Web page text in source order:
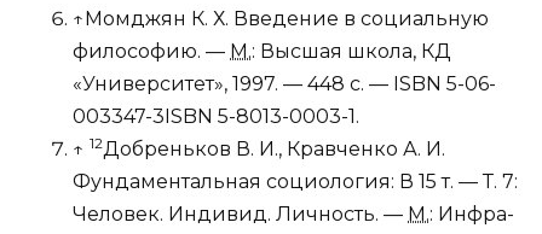
↑Момджян К. Х. Введение в социальную
философию. — М.: Высшая школа, КД
«Университет», 1997. — 448 с. — ISBN 5-06-
003347-3ISBN 5-8013-0003-1.
↑ 12Добреньков В. И., Кравченко А. И.
Фундаментальная социология: В 15 т. — Т. 7:
Человек. Индивид. Личность. — М.: Инфра-